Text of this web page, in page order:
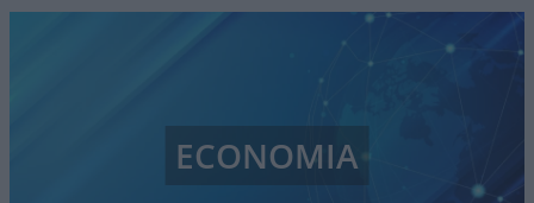
ECONOMIA